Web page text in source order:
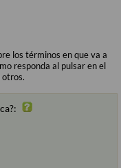
los términos en que va a
responda al pulsar en el
otros.